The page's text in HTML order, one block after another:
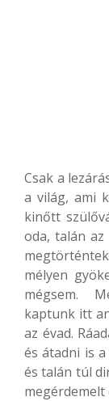
Csak a
a világ, ami
kinőtt
oda, talán
mélyen
mégsem.
kaptunk itt
az évad.
és átadni is
és talán túl
megérdemelt